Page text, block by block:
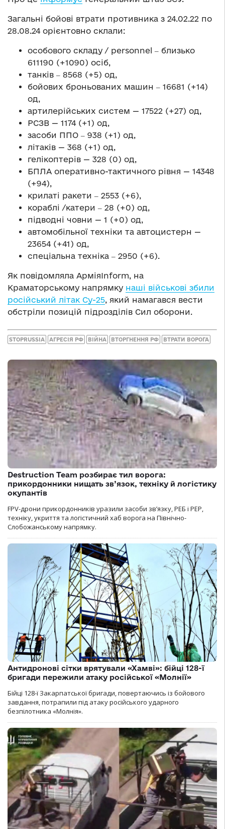
Загальні бойові втрати противника з 24.02.22 по
28.08.24 орієнтовно склали:
особового складу / personnel ‒ близько
611190 (+1090) осіб,
танків ‒ 8568 (+5) од,
бойових броньованих машин ‒ 16681 (+14)
од,
артилерійських систем — 17522 (+27) од,
РСЗВ — 1174 (+1) од,
засоби ППО ‒ 938 (+1) од,
літаків — 368 (+1) од,
гелікоптерів — 328 (0) од,
БПЛА оперативно-тактичного рівня — 14348
(+94),
крилаті ракети ‒ 2553 (+6),
кораблі /катери ‒ 28 (+0) од,
підводні човни — 1 (+0) од,
автомобільної техніки та автоцистерн —
23654 (+41) од,
спеціальна техніка ‒ 2950 (+6).
Як повідомляла АрміяInform, на
Краматорському напрямку наші військові збили
російський літак Су-25, який намагався вести
обстріли позицій підрозділів Сил оборони.
STOPRUSSIA АГРЕСІЯ РФ ВІЙНА ВТОРГНЕННЯ РФ ВТРАТИ ВОРОГА
Destruction Team розбирає тил ворога:
прикордонники нищать зв’язок, техніку й логістику
окупантів
FPV-дрони прикордонників уразили засоби зв’язку, РЕБ і РЕР,
техніку, укриття та логістичний хаб ворога на Північно-
Слобожанському напрямку.
Антидронові сітки врятували «Хамві»: бійці 128-ї
бригади пережили атаку російської «Молнії»
Бійці 128-ї Закарпатської бригади, повертаючись із бойового
завдання, потрапили під атаку російського ударного
безпілотника «Молнія».